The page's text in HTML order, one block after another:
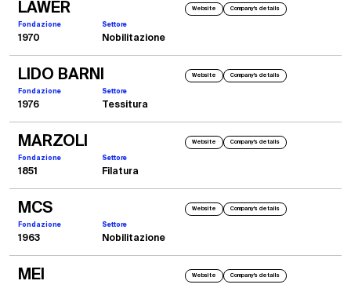
LAWER Website Company's details
Fondazione Settore
1970 Nobilitazione
LIDO BARNI Website Company's details
Fondazione Settore
1976 Tessitura
MARZOLI Website Company's details
Fondazione Settore
1851 Filatura
MCS Website Company's details
Fondazione Settore
1963 Nobilitazione
MEI Website Company's details
2005
IKME Milano